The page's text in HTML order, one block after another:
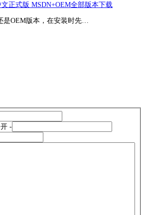
文正式版 MSDN+OEM全部版本下载
是OEM版本，在安装时先…
-